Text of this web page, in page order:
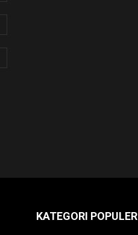
KATEGORI POPULER